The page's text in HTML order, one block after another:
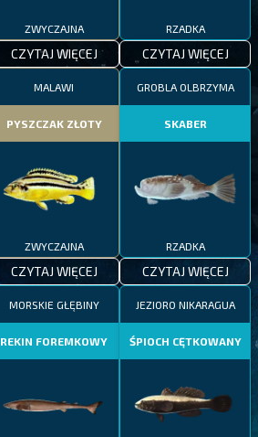
ZWYCZAJNA
CZYTAJ WIĘCEJ
RZADKA
CZYTAJ WIĘCEJ
MALAWI
PYSZCZAK ZŁOTY
ZWYCZAJNA
CZYTAJ WIĘCEJ
GROBLA OLBRZYMA
SKABER
RZADKA
CZYTAJ WIĘCEJ
MORSKIE GŁĘBINY
REKIN FOREMKOWY
JEZIORO NIKARAGUA
ŚPIOCH CĘTKOWANY